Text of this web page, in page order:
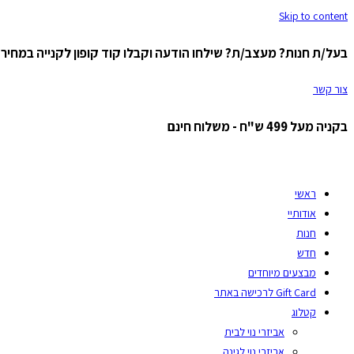
Skip to content
בעל/ת חנות? מעצב/ת? שילחו הודעה וקבלו קוד קופון לקנייה במחיר
צור קשר
בקניה מעל 499 ש"ח - משלוח חינם
ראשי
אודותיי
חנות
חדש
מבצעים מיוחדים
Gift Card לרכישה באתר
קטלוג
אביזרי נוי לבית